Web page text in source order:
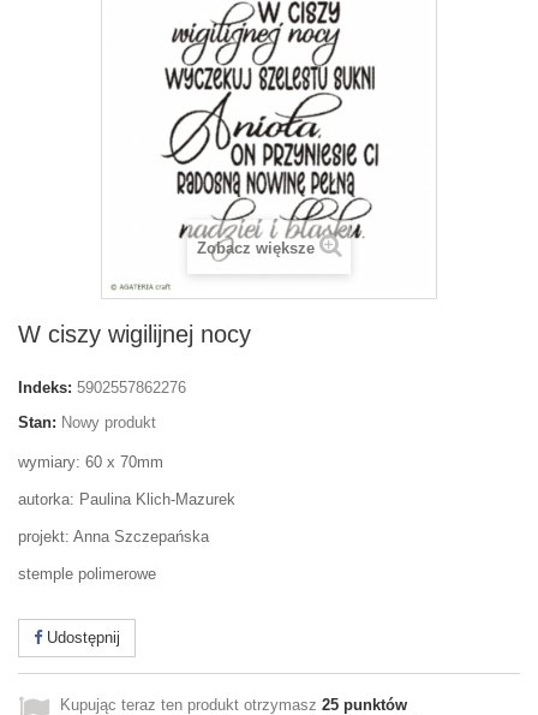
Zobacz większe
W ciszy wigilijnej nocy
Indeks: 5902557862276
Stan: Nowy produkt
wymiary: 60 x 70mm
autorka: Paulina Klich-Mazurek
projekt: Anna Szczepańska
stemple polimerowe
Udostępnij
Kupując teraz ten produkt otrzymasz 25 punktów